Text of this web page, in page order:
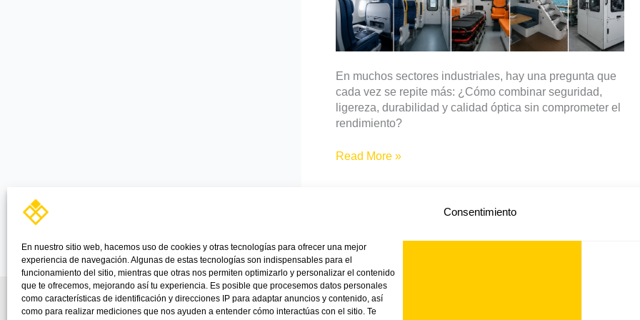
Consentimiento
En nuestro sitio web, hacemos uso de cookies y otras tecnologías para ofrecer una mejor
experiencia de navegación. Algunas de estas tecnologías son indispensables para el
funcionamiento del sitio, mientras que otras nos permiten optimizarlo y personalizar el contenido
que te ofrecemos, mejorando así tu experiencia. Es posible que procesemos datos personales
como características de identificación y direcciones IP para adaptar anuncios y contenido, así
como para realizar mediciones que nos ayuden a entender cómo interactúas con el sitio. Te
En muchos sectores industriales, hay una pregunta que
cada vez se repite más: ¿Cómo combinar seguridad,
ligereza, durabilidad y calidad óptica sin comprometer el
rendimiento?
están
redefiniendo
la
industria
Read More »